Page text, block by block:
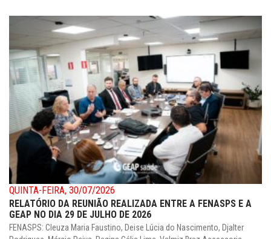
QUINTA-FEIRA, 30/07/2026
RELATÓRIO DA REUNIÃO REALIZADA ENTRE A FENASPS E A
GEAP NO DIA 29 DE JULHO DE 2026
FENASPS: Cleuza Maria Faustino, Deise Lúcia do Nascimento, Djalter